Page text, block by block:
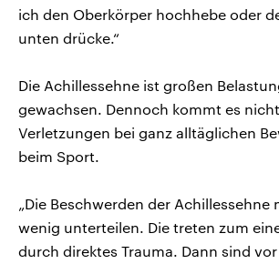
ich den Oberkörper hochhebe oder
unten drücke.“
Die Achillessehne ist großen
gewachsen. Dennoch kommt es
Verletzungen bei ganz alltäglichen
beim Sport.
„Die Beschwerden der Achillessehne
wenig unterteilen. Die treten zum
durch direktes Trauma. Dann sind